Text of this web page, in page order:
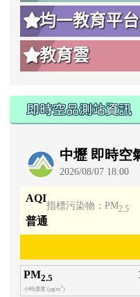
均一教育平台
教育雲
即時空品測站資訊